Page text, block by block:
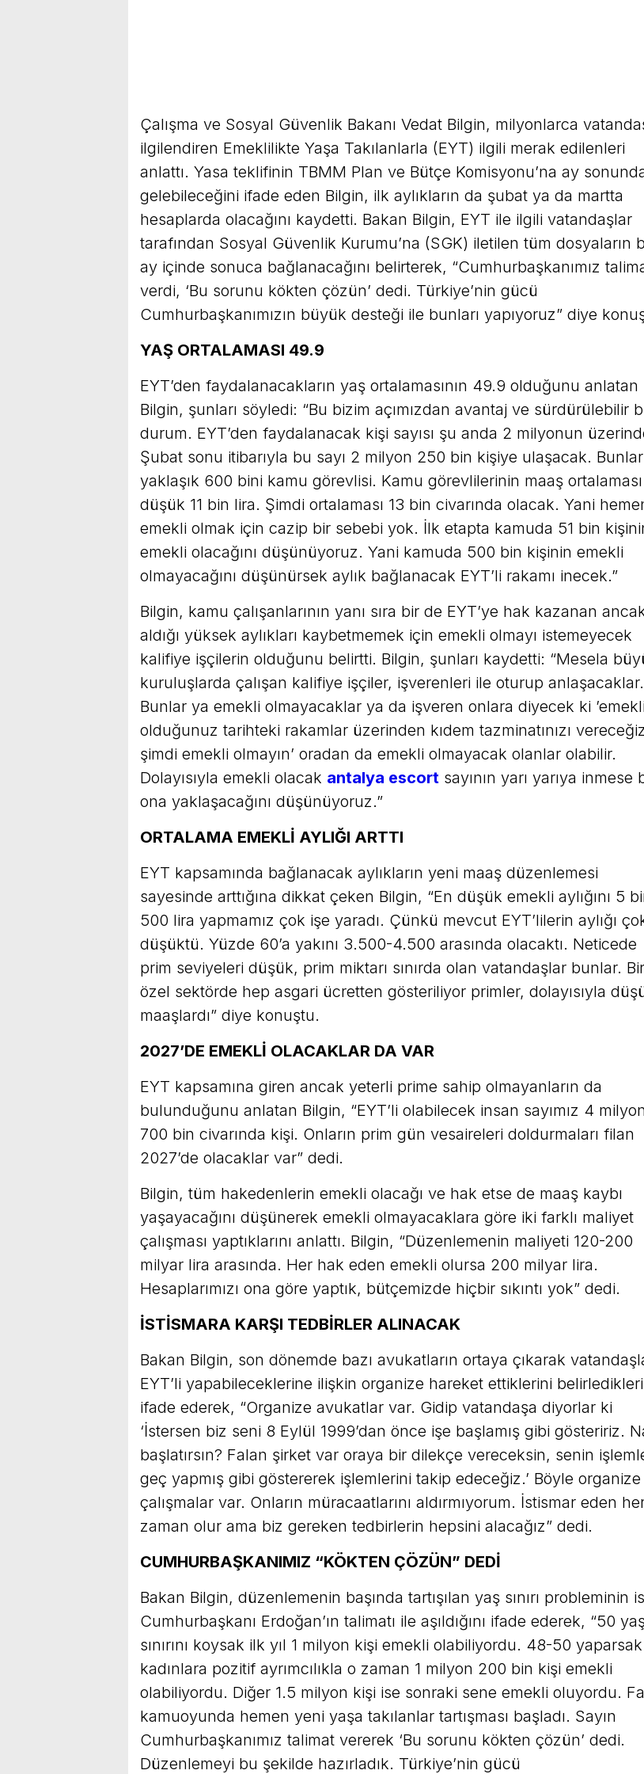
Çalışma ve Sosyal Güvenlik Bakanı Vedat Bilgin, milyonlarca
ilgilendiren Emeklilikte Yaşa Takılanlarla (EYT) ilgili merak edilenleri
anlattı. Yasa teklifinin TBMM Plan ve Bütçe Komisyonu’na ay
gelebileceğini ifade eden Bilgin, ilk aylıkların da şubat ya da martta
hesaplarda olacağını kaydetti. Bakan Bilgin, EYT ile ilgili vatandaşlar
tarafından Sosyal Güvenlik Kurumu’na (SGK) iletilen tüm dosyaların
ay içinde sonuca bağlanacağını belirterek, “Cumhurbaşkanımız
verdi, ‘Bu sorunu kökten çözün’ dedi. Türkiye’nin gücü
Cumhurbaşkanımızın büyük desteği ile bunları yapıyoruz” diye
YAŞ ORTALAMASI 49.9
EYT’den faydalanacakların yaş ortalamasının 49.9 olduğunu anlatan
Bilgin, şunları söyledi: “Bu bizim açımızdan avantaj ve sürdürülebilir
durum. EYT’den faydalanacak kişi sayısı şu anda 2 milyonun
Şubat sonu itibarıyla bu sayı 2 milyon 250 bin kişiye ulaşacak.
yaklaşık 600 bini kamu görevlisi. Kamu görevlilerinin maaş
düşük 11 bin lira. Şimdi ortalaması 13 bin civarında olacak. Yani
emekli olmak için cazip bir sebebi yok. İlk etapta kamuda 51 bin
emekli olacağını düşünüyoruz. Yani kamuda 500 bin kişinin emekli
olmayacağını düşünürsek aylık bağlanacak EYT’li rakamı inecek.”
Bilgin, kamu çalışanlarının yanı sıra bir de EYT’ye hak kazanan
aldığı yüksek aylıkları kaybetmemek için emekli olmayı istemeyecek
kalifiye işçilerin olduğunu belirtti. Bilgin, şunları kaydetti: “Mesela
kuruluşlarda çalışan kalifiye işçiler, işverenleri ile oturup anlaşacaklar.
Bunlar ya emekli olmayacaklar ya da işveren onlara diyecek ki ’emekli
olduğunuz tarihteki rakamlar üzerinden kıdem tazminatınızı
şimdi emekli olmayın’ oradan da emekli olmayacak olanlar olabilir.
Dolayısıyla emekli olacak antalya escort sayının yarı yarıya inmese
ona yaklaşacağını düşünüyoruz.”
ORTALAMA EMEKLİ AYLIĞI ARTTI
EYT kapsamında bağlanacak aylıkların yeni maaş düzenlemesi
sayesinde arttığına dikkat çeken Bilgin, “En düşük emekli aylığını 5
500 lira yapmamız çok işe yaradı. Çünkü mevcut EYT’lilerin aylığı
düşüktü. Yüzde 60’a yakını 3.500-4.500 arasında olacaktı. Neticede
prim seviyeleri düşük, prim miktarı sınırda olan vatandaşlar bunlar.
özel sektörde hep asgari ücretten gösteriliyor primler, dolayısıyla
maaşlardı” diye konuştu.
2027’DE EMEKLİ OLACAKLAR DA VAR
EYT kapsamına giren ancak yeterli prime sahip olmayanların da
bulunduğunu anlatan Bilgin, “EYT’li olabilecek insan sayımız 4 milyon
700 bin civarında kişi. Onların prim gün vesaireleri doldurmaları filan
2027’de olacaklar var” dedi.
Bilgin, tüm hakedenlerin emekli olacağı ve hak etse de maaş kaybı
yaşayacağını düşünerek emekli olmayacaklara göre iki farklı maliyet
çalışması yaptıklarını anlattı. Bilgin, “Düzenlemenin maliyeti 120-200
milyar lira arasında. Her hak eden emekli olursa 200 milyar lira.
Hesaplarımızı ona göre yaptık, bütçemizde hiçbir sıkıntı yok” dedi.
İSTİSMARA KARŞI TEDBİRLER ALINACAK
Bakan Bilgin, son dönemde bazı avukatların ortaya çıkarak
EYT’li yapabileceklerine ilişkin organize hareket ettiklerini
ifade ederek, “Organize avukatlar var. Gidip vatandaşa diyorlar ki
‘İstersen biz seni 8 Eylül 1999’dan önce işe başlamış gibi gösteririz.
başlatırsın? Falan şirket var oraya bir dilekçe vereceksin, senin
geç yapmış gibi göstererek işlemlerini takip edeceğiz.’ Böyle organize
çalışmalar var. Onların müracaatlarını aldırmıyorum. İstismar eden
zaman olur ama biz gereken tedbirlerin hepsini alacağız” dedi.
CUMHURBAŞKANIMIZ “KÖKTEN ÇÖZÜN” DEDİ
Bakan Bilgin, düzenlemenin başında tartışılan yaş sınırı probleminin
Cumhurbaşkanı Erdoğan’ın talimatı ile aşıldığını ifade ederek, “50
sınırını koysak ilk yıl 1 milyon kişi emekli olabiliyordu. 48-50 yaparsak
kadınlara pozitif ayrımcılıkla o zaman 1 milyon 200 bin kişi emekli
olabiliyordu. Diğer 1.5 milyon kişi ise sonraki sene emekli oluyordu.
kamuoyunda hemen yeni yaşa takılanlar tartışması başladı. Sayın
Cumhurbaşkanımız talimat vererek ‘Bu sorunu kökten çözün’ dedi.
Düzenlemeyi bu şekilde hazırladık. Türkiye’nin gücü